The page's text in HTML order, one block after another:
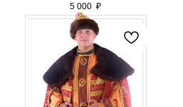
5 000 ₽